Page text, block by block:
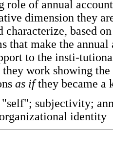
role of annual
dimension they
characterize, based
that make the
to the insti-
they work showing the
as ifthey became
"self"; subjectivity;
identity